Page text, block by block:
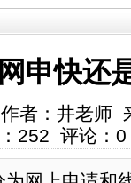
申快还
者：井老师
252 评论：0